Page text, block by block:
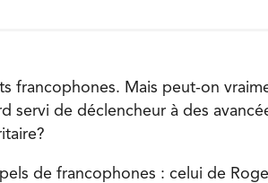
francophones. Mais peut-on
servi de déclencheur à des
de francophones : celui de